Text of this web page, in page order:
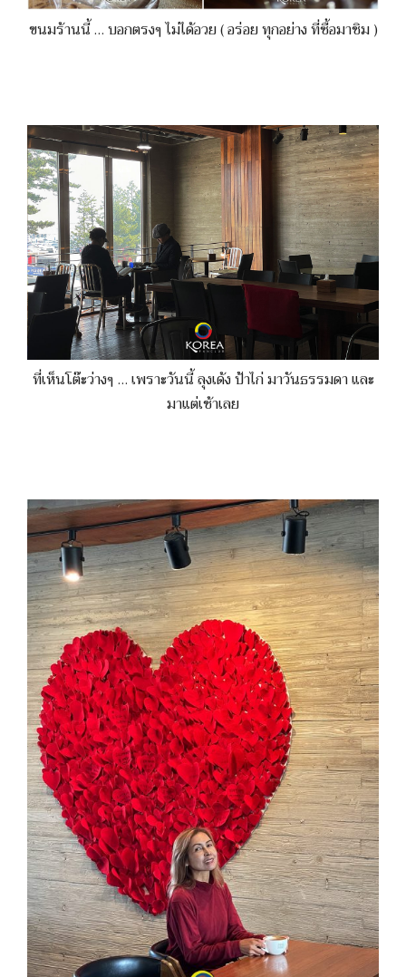
ขนมร้านนี้ … บอกตรงๆ ไม่ได้อวย ( อร่อย ทุกอย่าง ที่ซื้อมาชิม )
ที่เห็นโต๊ะว่างๆ … เพราะวันนี้ ลุงเด้ง ป้าไก่ มาวันธรรมดา และ
มาแต่เช้าเลย